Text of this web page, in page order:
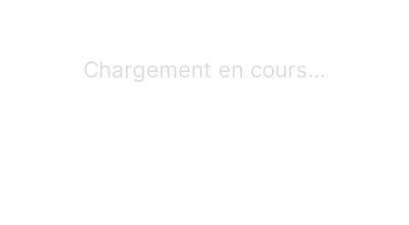
Chargement en cours…